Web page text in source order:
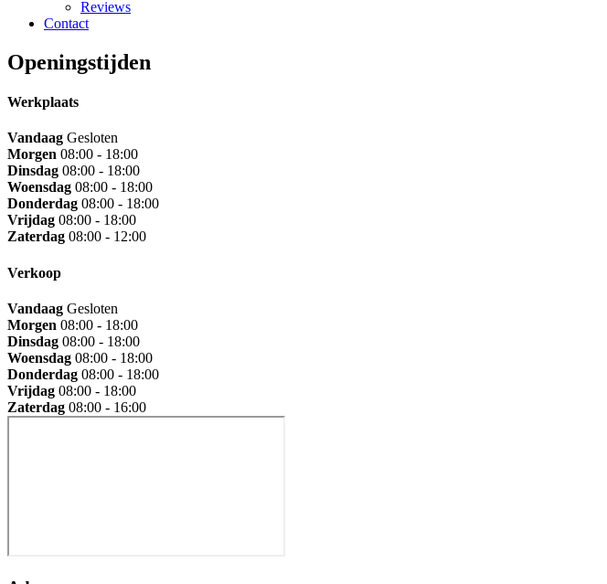
Reviews
Contact
Openingstijden
Werkplaats
Vandaag Gesloten
Morgen 08:00 - 18:00
Dinsdag 08:00 - 18:00
Woensdag 08:00 - 18:00
Donderdag 08:00 - 18:00
Vrijdag 08:00 - 18:00
Zaterdag 08:00 - 12:00
Verkoop
Vandaag Gesloten
Morgen 08:00 - 18:00
Dinsdag 08:00 - 18:00
Woensdag 08:00 - 18:00
Donderdag 08:00 - 18:00
Vrijdag 08:00 - 18:00
Zaterdag 08:00 - 16:00